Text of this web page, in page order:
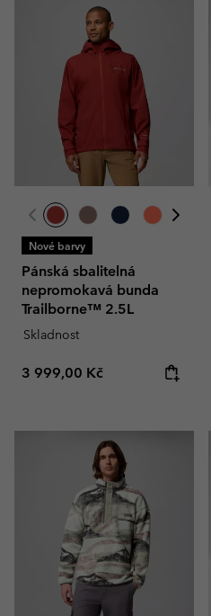
Nové barvy
Pánská sbalitelná
nepromokavá bunda
Trailborne™ 2.5L
Skladnost
Regular price:
3 999,00 Kč